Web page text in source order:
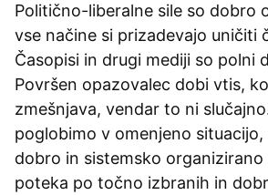
Politično-liberalne sile so dobro
vse načine si prizadevajo uničiti
Časopisi in drugi mediji so polni
Površen opazovalec dobi vtis,
zmešnjava, vendar to ni
poglobimo v omenjeno
dobro in sistemsko organizirano
poteka po točno izbranih in